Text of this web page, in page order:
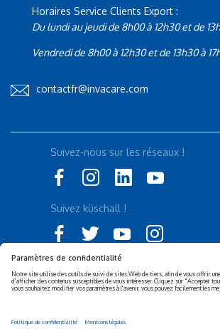
Horaires Service Clients Export :
Du lundi au jeudi de 8h00 à 12h30 et de
Vendredi de 8h00 à 12h30 et de 13h30 à
contactfr@invacare.com
Déclaration d'accessibilité
Politique
Suivez-nous sur les réseaux !
Suivez küschall !